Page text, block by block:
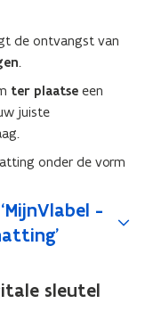
de ontvangst van
.
ter plaatse een
juiste
onder de vorm
-
sleutel